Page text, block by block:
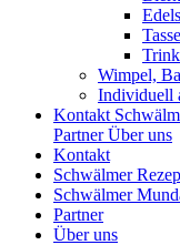
Wimpel,
Individuell
Kontakt
PartnerÜber uns
Kontakt
Schwälmer
Schwälmer
Partner
Über uns